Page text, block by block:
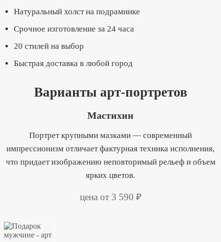
Натуральный холст на подрамнике
Срочное изготовление за 24 часа
20 стилей на выбор
Быстрая доставка в любой город
Варианты арт-портретов
Мастихин
Портрет крупными мазками — современный
импрессионизм отличает фактурная техника исполнения,
что придает изображению неповторимый рельеф и объем
ярких цветов.
цена от 3 590 ₽